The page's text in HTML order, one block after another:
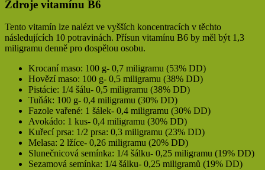
Zdroje vitamínu B6
Tento vitamín lze nalézt ve vyšších koncentracích v těchto
následujících 10 potravinách. Přísun vitamínu B6 by měl být 1,3
miligramu denně pro dospělou osobu.
Krocaní maso: 100 g- 0,7 miligramu (53% DD)
Hovězí maso: 100 g- 0,5 miligramu (38% DD)
Pistácie: 1/4 šálu- 0,5 miligramu (38% DD)
Tuňák: 100 g- 0,4 miligramu (30% DD)
Fazole vařené: 1 šálek- 0,4 miligramu (30% DD)
Avokádo: 1 kus- 0,4 miligramu (30% DD)
Kuřecí prsa: 1/2 prsa: 0,3 miligramu (23% DD)
Melasa: 2 lžíce- 0,26 miligramu (20% DD)
Slunečnicová semínka: 1/4 šálku- 0,25 miligramu (19% DD)
Sezamová semínka: 1/4 šálku- 0,25 miligramů (19% DD)